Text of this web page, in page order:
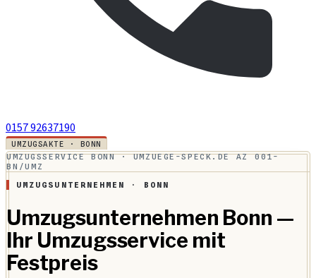
0157 92637190
UMZUGSAKTE · BONN
UMZUGSSERVICE BONN · UMZUEGE-SPECK.DE
AZ 001-
BN/UMZ
UMZUGSUNTERNEHMEN · BONN
Umzugsunternehmen Bonn —
Ihr Umzugsservice mit
Festpreis